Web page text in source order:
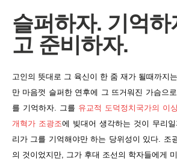
슬퍼하자. 기억하
고 준비하자.
고인의 뜻대로 그 육신이 한 줌 재가 될때까지
만 마음껏 슬퍼한 연후에 그 뜨거워진 가슴으
를 기억하자. 그를 유교적 도덕정치국가의 이
개혁가 조광조에 빚대어 생각하는 것이 무리
리가 그를 기억해야만 하는 당위성이 있다. 조
의 것이었지만, 그가 후대 조선의 학자들에게